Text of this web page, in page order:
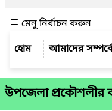
মেনু নির্বাচন করুন
আমাদের
উপজেলা প্রকৌশলীর